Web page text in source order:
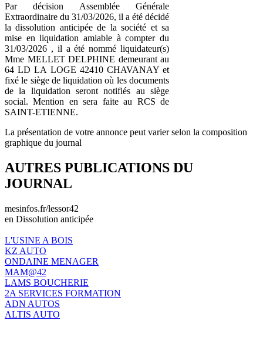
Par décision Assemblée Générale
Extraordinaire du 31/03/2026, il a été décidé
la dissolution anticipée de la société et sa
mise en liquidation amiable à compter du
31/03/2026 , il a été nommé liquidateur(s)
Mme MELLET DELPHINE demeurant au
64 LD LA LOGE 42410 CHAVANAY et
fixé le siège de liquidation où les documents
de la liquidation seront notifiés au siège
social. Mention en sera faite au RCS de
SAINT-ETIENNE.
La présentation de votre annonce peut varier selon la composition
graphique du journal
AUTRES PUBLICATIONS DU
JOURNAL
mesinfos.fr/lessor42
en Dissolution anticipée
L'USINE A BOIS
KZ AUTO
ONDAINE MENAGER
MAM@42
LAMS BOUCHERIE
2A SERVICES FORMATION
ADN AUTOS
ALTIS AUTO